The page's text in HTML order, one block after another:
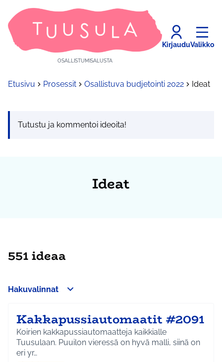
OSALLISTUMISALUSTA
KirjauduValikko
Etusivu Prosessit Osallistuva budjetointi 2022 Ideat
Tutustu ja kommentoi ideoita!
Ideat
551 ideaa
Hakuvalinnat
Kakkapussiautomaatit #2091
Koirien kakkapussiautomaatteja kaikkialle
Tuusulaan. Puuilon vieressä on hyvä malli, siinä on
eri yr…